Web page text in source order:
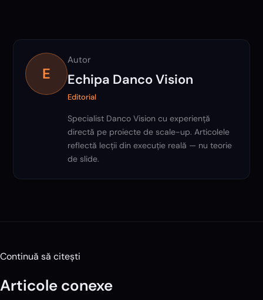
E
Autor
Echipa Danco Vision
Editorial
Specialist Danco Vision cu experiență
directă pe proiecte de scale-up. Articolele
reflectă lecții din execuție reală — nu teorie
de slide.
Continuă să citești
Articole conexe